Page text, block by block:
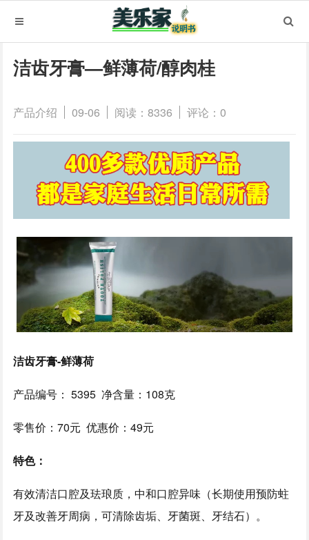
洁齿牙膏—鲜薄荷/醇肉桂
产品介绍 09-06 阅读：8336 评论：0
洁齿牙膏-鲜薄荷
产品编号： 5395 净含量：108克
零售价：70元 优惠价：49元
特色：
有效清洁口腔及珐琅质，中和口腔异味（长期使用预防蛀
牙及改善牙周病，可清除齿垢、牙菌斑、牙结石）。